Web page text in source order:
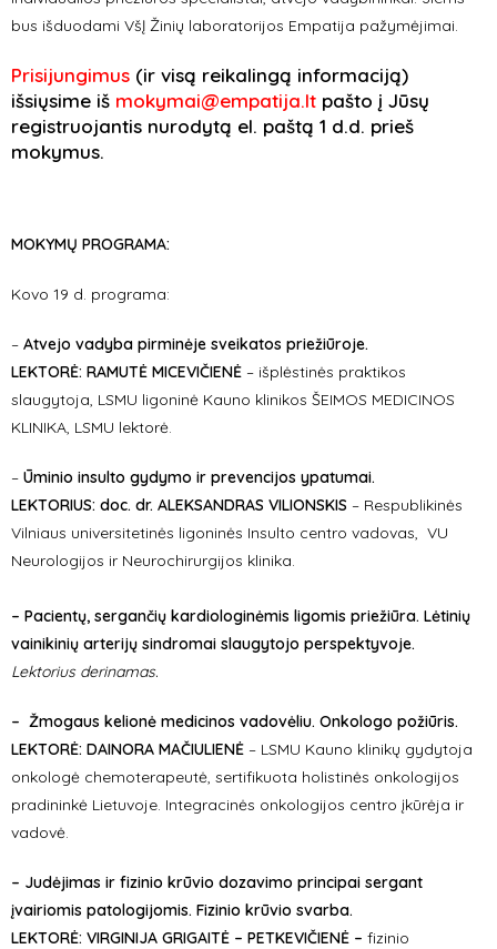
bus išduodami VšĮ Žinių laboratorijos Empatija pažymėjimai.
Prisijungimus (ir visą reikalingą informaciją)
išsiųsime iš mokymai@empatija.lt pašto į Jūsų
registruojantis nurodytą el. paštą 1 d.d. prieš
mokymus.
MOKYMŲ PROGRAMA:
Kovo 19 d. programa:
– Atvejo vadyba pirminėje sveikatos priežiūroje.
LEKTORĖ: RAMUTĖ MICEVIČIENĖ – išplėstinės praktikos
slaugytoja, LSMU ligoninė Kauno klinikos ŠEIMOS MEDICINOS
KLINIKA, LSMU lektorė.
– Ūminio insulto gydymo ir prevencijos ypatumai.
LEKTORIUS: doc. dr. ALEKSANDRAS VILIONSKIS – Respublikinės
Vilniaus universitetinės ligoninės Insulto centro vadovas, VU
Neurologijos ir Neurochirurgijos klinika.
– Pacientų, sergančių kardiologinėmis ligomis priežiūra. Lėtinių
vainikinių arterijų sindromai slaugytojo perspektyvoje.
Lektorius derinamas.
– Žmogaus kelionė medicinos vadovėliu. Onkologo požiūris.
LEKTORĖ: DAINORA MAČIULIENĖ – LSMU Kauno klinikų gydytoja
onkologė chemoterapeutė, sertifikuota holistinės onkologijos
pradininkė Lietuvoje. Integracinės onkologijos centro įkūrėja ir
vadovė.
– Judėjimas ir fizinio krūvio dozavimo principai sergant
įvairiomis patologijomis. Fizinio krūvio svarba.
LEKTORĖ: VIRGINIJA GRIGAITĖ – PETKEVIČIENĖ – fizinio